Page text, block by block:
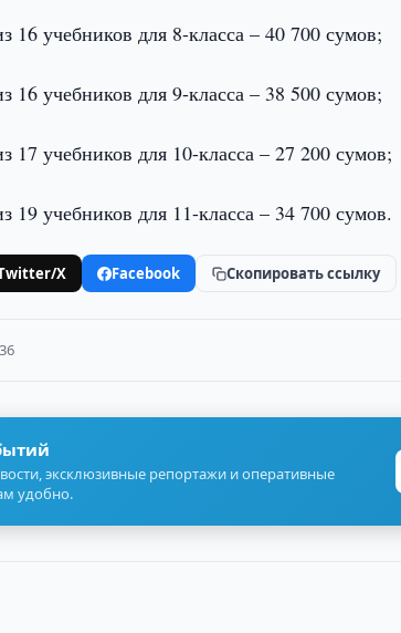
16 учебников для 8-класса – 40 700 сумов;
16 учебников для 9-класса – 38 500 сумов;
17 учебников для 10-класса – 27 200 сумов;
19 учебников для 11-класса – 34 700 сумов.
X Facebook Скопировать ссылку
эксклюзивные репортажи и оперативные
удобно.